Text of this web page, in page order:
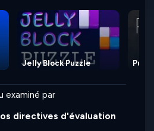
Jelly Block Puzzle
examiné par
directives d'évaluation